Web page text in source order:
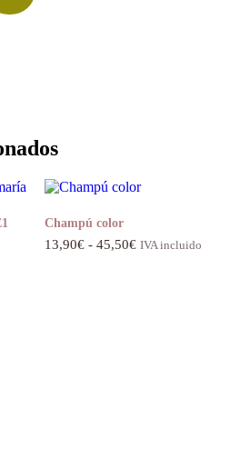
Champú color
13,90€ - 45,50€Rango
IVA incluido